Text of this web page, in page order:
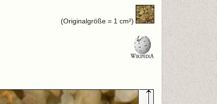
(Originalgröße = 1 cm²)